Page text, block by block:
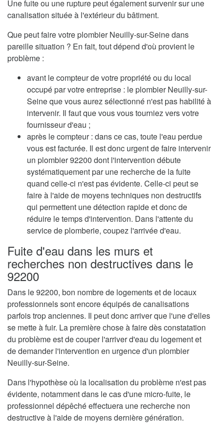
Une fuite ou une rupture peut également survenir sur une
canalisation située à l'extérieur du bâtiment.
Que peut faire votre plombier Neuilly-sur-Seine dans
pareille situation ? En fait, tout dépend d'où provient le
problème :
avant le compteur de votre propriété ou du local
occupé par votre entreprise : le plombier Neuilly-sur-
Seine que vous aurez sélectionné n'est pas habilité à
intervenir. Il faut que vous vous tourniez vers votre
fournisseur d'eau ;
après le compteur : dans ce cas, toute l'eau perdue
vous est facturée. Il est donc urgent de faire intervenir
un plombier 92200 dont l'intervention débute
systématiquement par une recherche de la fuite
quand celle-ci n'est pas évidente. Celle-ci peut se
faire à l'aide de moyens techniques non destructifs
qui permettent une détection rapide et donc de
réduire le temps d'intervention. Dans l'attente du
service de plomberie, coupez l'arrivée d'eau.
Fuite d'eau dans les murs et
recherches non destructives dans le
92200
Dans le 92200, bon nombre de logements et de locaux
professionnels sont encore équipés de canalisations
parfois trop anciennes. Il peut donc arriver que l'une d'elles
se mette à fuir. La première chose à faire dès constatation
du problème est de couper l'arriver d'eau du logement et
de demander l'intervention en urgence d'un plombier
Neuilly-sur-Seine.
Dans l'hypothèse où la localisation du problème n'est pas
évidente, notamment dans le cas d'une micro-fuite, le
professionnel dépêché effectuera une recherche non
destructive à l'aide de moyens dernière génération.